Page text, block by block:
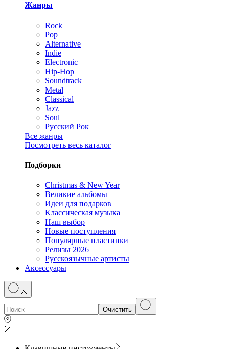
Жанры
Rock
Pop
Alternative
Indie
Electronic
Hip-Hop
Soundtrack
Metal
Classical
Jazz
Soul
Русский Рок
Все жанры
Посмотреть весь каталог
Подборки
Christmas & New Year
Великие альбомы
Идеи для подарков
Классическая музыка
Наш выбор
Новые поступления
Популярные пластинки
Релизы 2026
Русскоязычные артисты
Аксессуары
Очистить